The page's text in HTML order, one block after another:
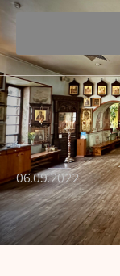
06.09.2022